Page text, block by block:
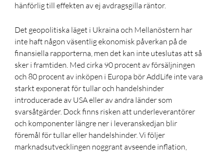
hänförlig till effekten av ej avdragsgilla räntor.
Det geopolitiska läget i Ukraina och Mellanöstern har
inte haft någon väsentlig ekonomisk påverkan på de
finansiella rapporterna, men det kan inte uteslutas att så
sker i framtiden. Med cirka 90 procent av försäljningen
och 80 procent av inköpen i Europa bör AddLife inte vara
starkt exponerat för tullar och handelshinder
introducerade av USA eller av andra länder som
svarsåtgärder. Dock finns risken att underleverantörer
och komponenter längre ner i leveranskedjan blir
föremål för tullar eller handelshinder. Vi följer
marknadsutvecklingen noggrant avseende inflation,